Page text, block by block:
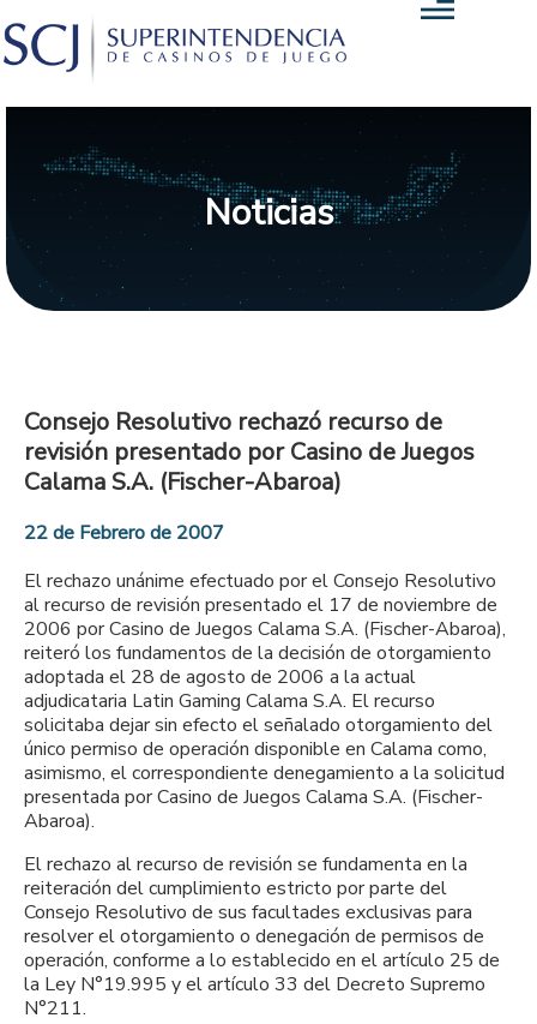
Noticias
Consejo Resolutivo rechazó recurso de
revisión presentado por Casino de Juegos
Calama S.A. (Fischer-Abaroa)
22 de Febrero de 2007
El rechazo unánime efectuado por el Consejo Resolutivo
al recurso de revisión presentado el 17 de noviembre de
2006 por Casino de Juegos Calama S.A. (Fischer-Abaroa),
reiteró los fundamentos de la decisión de otorgamiento
adoptada el 28 de agosto de 2006 a la actual
adjudicataria Latin Gaming Calama S.A. El recurso
solicitaba dejar sin efecto el señalado otorgamiento del
único permiso de operación disponible en Calama como,
asimismo, el correspondiente denegamiento a la solicitud
presentada por Casino de Juegos Calama S.A. (Fischer-
Abaroa).
El rechazo al recurso de revisión se fundamenta en la
reiteración del cumplimiento estricto por parte del
Consejo Resolutivo de sus facultades exclusivas para
resolver el otorgamiento o denegación de permisos de
operación, conforme a lo establecido en el artículo 25 de
la Ley N°19.995 y el artículo 33 del Decreto Supremo
N°211.